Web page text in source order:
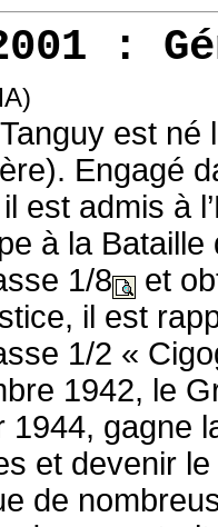
:
est né
Engagé
est admis à
à la
1/8
et
il est
1/2 «
1942, le
1944, gagne
et devenir
de